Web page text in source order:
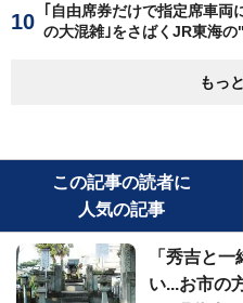
｢自由席券だけで指定席車
の大混雑｣をさばくJR東海
もっ
この記事の読者に
人気の記事
「秀吉と
い...お市の